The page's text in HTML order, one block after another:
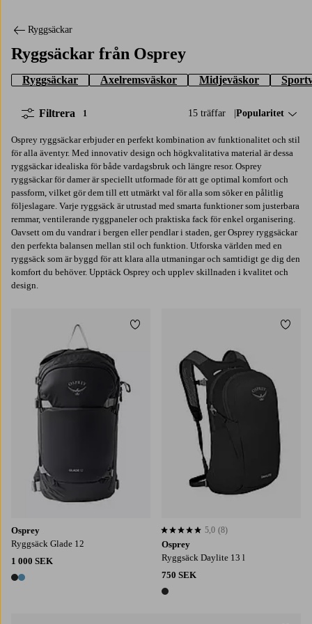
Ryggsäckar
Ryggsäckar från Osprey
Ryggsäckar Axelremsväskor Midjeväskor
15 träffar Sortera på:
Popularitet
Filtrera 1
Osprey ryggsäckar erbjuder en perfekt kombination av funktionalitet och stil
för alla äventyr. Med innovativ design och högkvalitativa material är dessa
ryggsäckar idealiska för både vardagsbruk och längre resor. Osprey
ryggsäckar för damer är speciellt utformade för att ge optimal komfort och
passform, vilket gör dem till ett utmärkt val för alla som söker en pålitlig
följeslagare. Varje ryggsäck är utrustad med smarta funktioner som justerbara
remmar, ventilerande ryggpaneler och praktiska fack för enkel organisering.
Oavsett om du vandrar i bergen eller pendlar i staden, ger Osprey ryggsäckar
den perfekta balansen mellan stil och funktion. Utforska världen med en
ryggsäck som är byggd för att klara alla utmaningar och samtidigt ge dig den
komfort du behöver. Upptäck Osprey och upplev skillnaden i kvalitet och
design.
Osprey
Ryggsäck Glade 12
1 000 SEK
2 färger
Lägg till i favoriter
Osprey
Ryggsäck Daylite 13 l
750 SEK
1 färg
5,0 baserat på 8 st betyg
5,0 (8)